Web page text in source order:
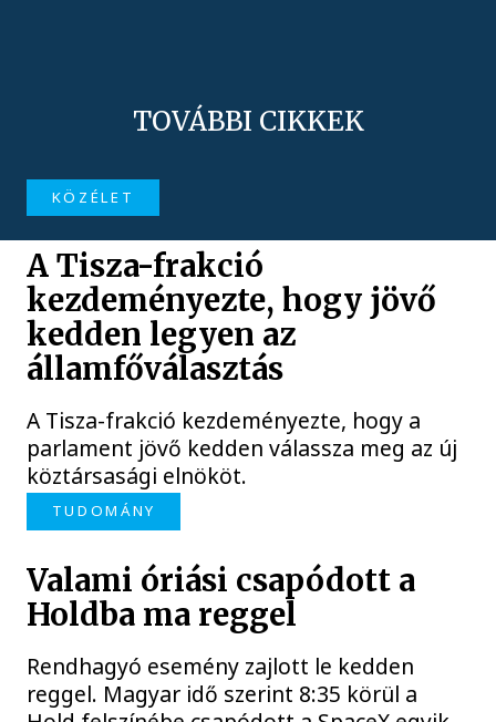
TOVÁBBI CIKKEK
KÖZÉLET
A Tisza-frakció
kezdeményezte, hogy jövő
kedden legyen az
államfőválasztás
A Tisza-frakció kezdeményezte, hogy a
parlament jövő kedden válassza meg az új
köztársasági elnököt.
TUDOMÁNY
Valami óriási csapódott a
Holdba ma reggel
Rendhagyó esemény zajlott le kedden
reggel. Magyar idő szerint 8:35 körül a